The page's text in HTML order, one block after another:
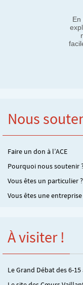
En
Nous
Faire un don à l’ACE
Pourquoi nous soutenir
Vous êtes un particulier ?
Vous êtes une entreprise
À visiter !
Le Grand Débat des 6-15